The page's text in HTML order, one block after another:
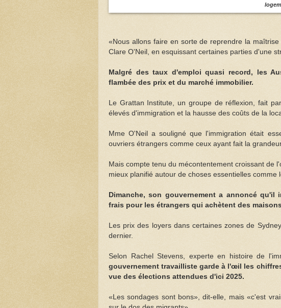
«Nous allons faire en sorte de reprendre la
Clare O'Neil, en esquissant certaines parties d'une
Malgré des taux d'emploi quasi record, les
flambée des prix et du marché immobilier.
Le Grattan Institute, un groupe de réflexion, fait
élevés d'immigration et la hausse des coûts de la
Mme O'Neil a souligné que l'immigration était
ouvriers étrangers comme ceux ayant fait la
Mais compte tenu du mécontentement croissant de
mieux planifié autour de choses essentielles comme
Dimanche, son gouvernement a annoncé qu'il
frais pour les étrangers qui achètent des
Les prix des loyers dans certaines zones de
dernier.
Selon Rachel Stevens, experte en histoire de
gouvernement travailliste garde à l'œil les
vue des élections attendues d'ici 2025.
«Les sondages sont bons», dit-elle, mais «c'est